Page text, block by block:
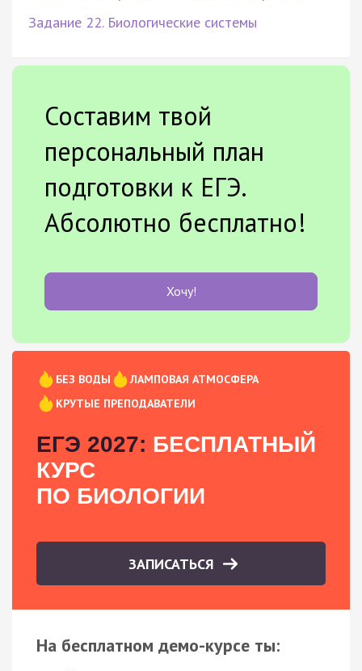
Задание 22. Биологические системы
Составим твой
персональный план
подготовки к ЕГЭ.
Абсолютно бесплатно!
Хочу!
БЕЗ ВОДЫ
ЛАМПОВАЯ АТМОСФЕРА
КРУТЫЕ ПРЕПОДАВАТЕЛИ
ЕГЭ 2027: БЕСПЛАТНЫЙ
КУРС
ПО БИОЛОГИИ
ЗАПИСАТЬСЯ
На бесплатном демо-курсе ты: